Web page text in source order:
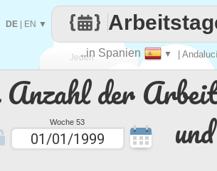
Anzahl der
Woche 53 und
Jeden
Tag
..in Spanien ▼ |
DE EN ▼